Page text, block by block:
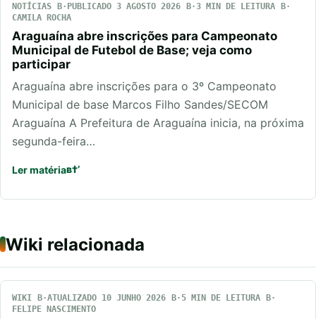
NOTÍCIAS PUBLICADO 3 AGOSTO 2026
3 MIN DE LEITURA
CAMILA ROCHA
Araguaína abre inscrições para Campeonato
Municipal de Futebol de Base; veja como
participar
Araguaína abre inscrições para o 3º Campeonato
Municipal de base Marcos Filho Sandes/SECOM
Araguaína A Prefeitura de Araguaína inicia, na próxima
segunda-feira…
Ler matéria
Wiki relacionada
WIKI ATUALIZADO 10 JUNHO 2026
5 MIN DE LEITURA
FELIPE NASCIMENTO